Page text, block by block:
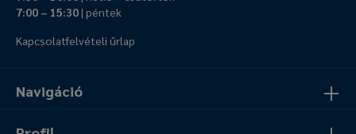
Navigáció
7:00 – 15:30| péntek
Kapcsolatfelvételi űrlap